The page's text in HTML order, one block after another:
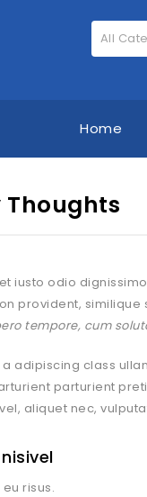
All
Home
Thoughts
iusto odio
provident,
tempore, cum
adipiscing class
parturient
aliquet nec,
risus.